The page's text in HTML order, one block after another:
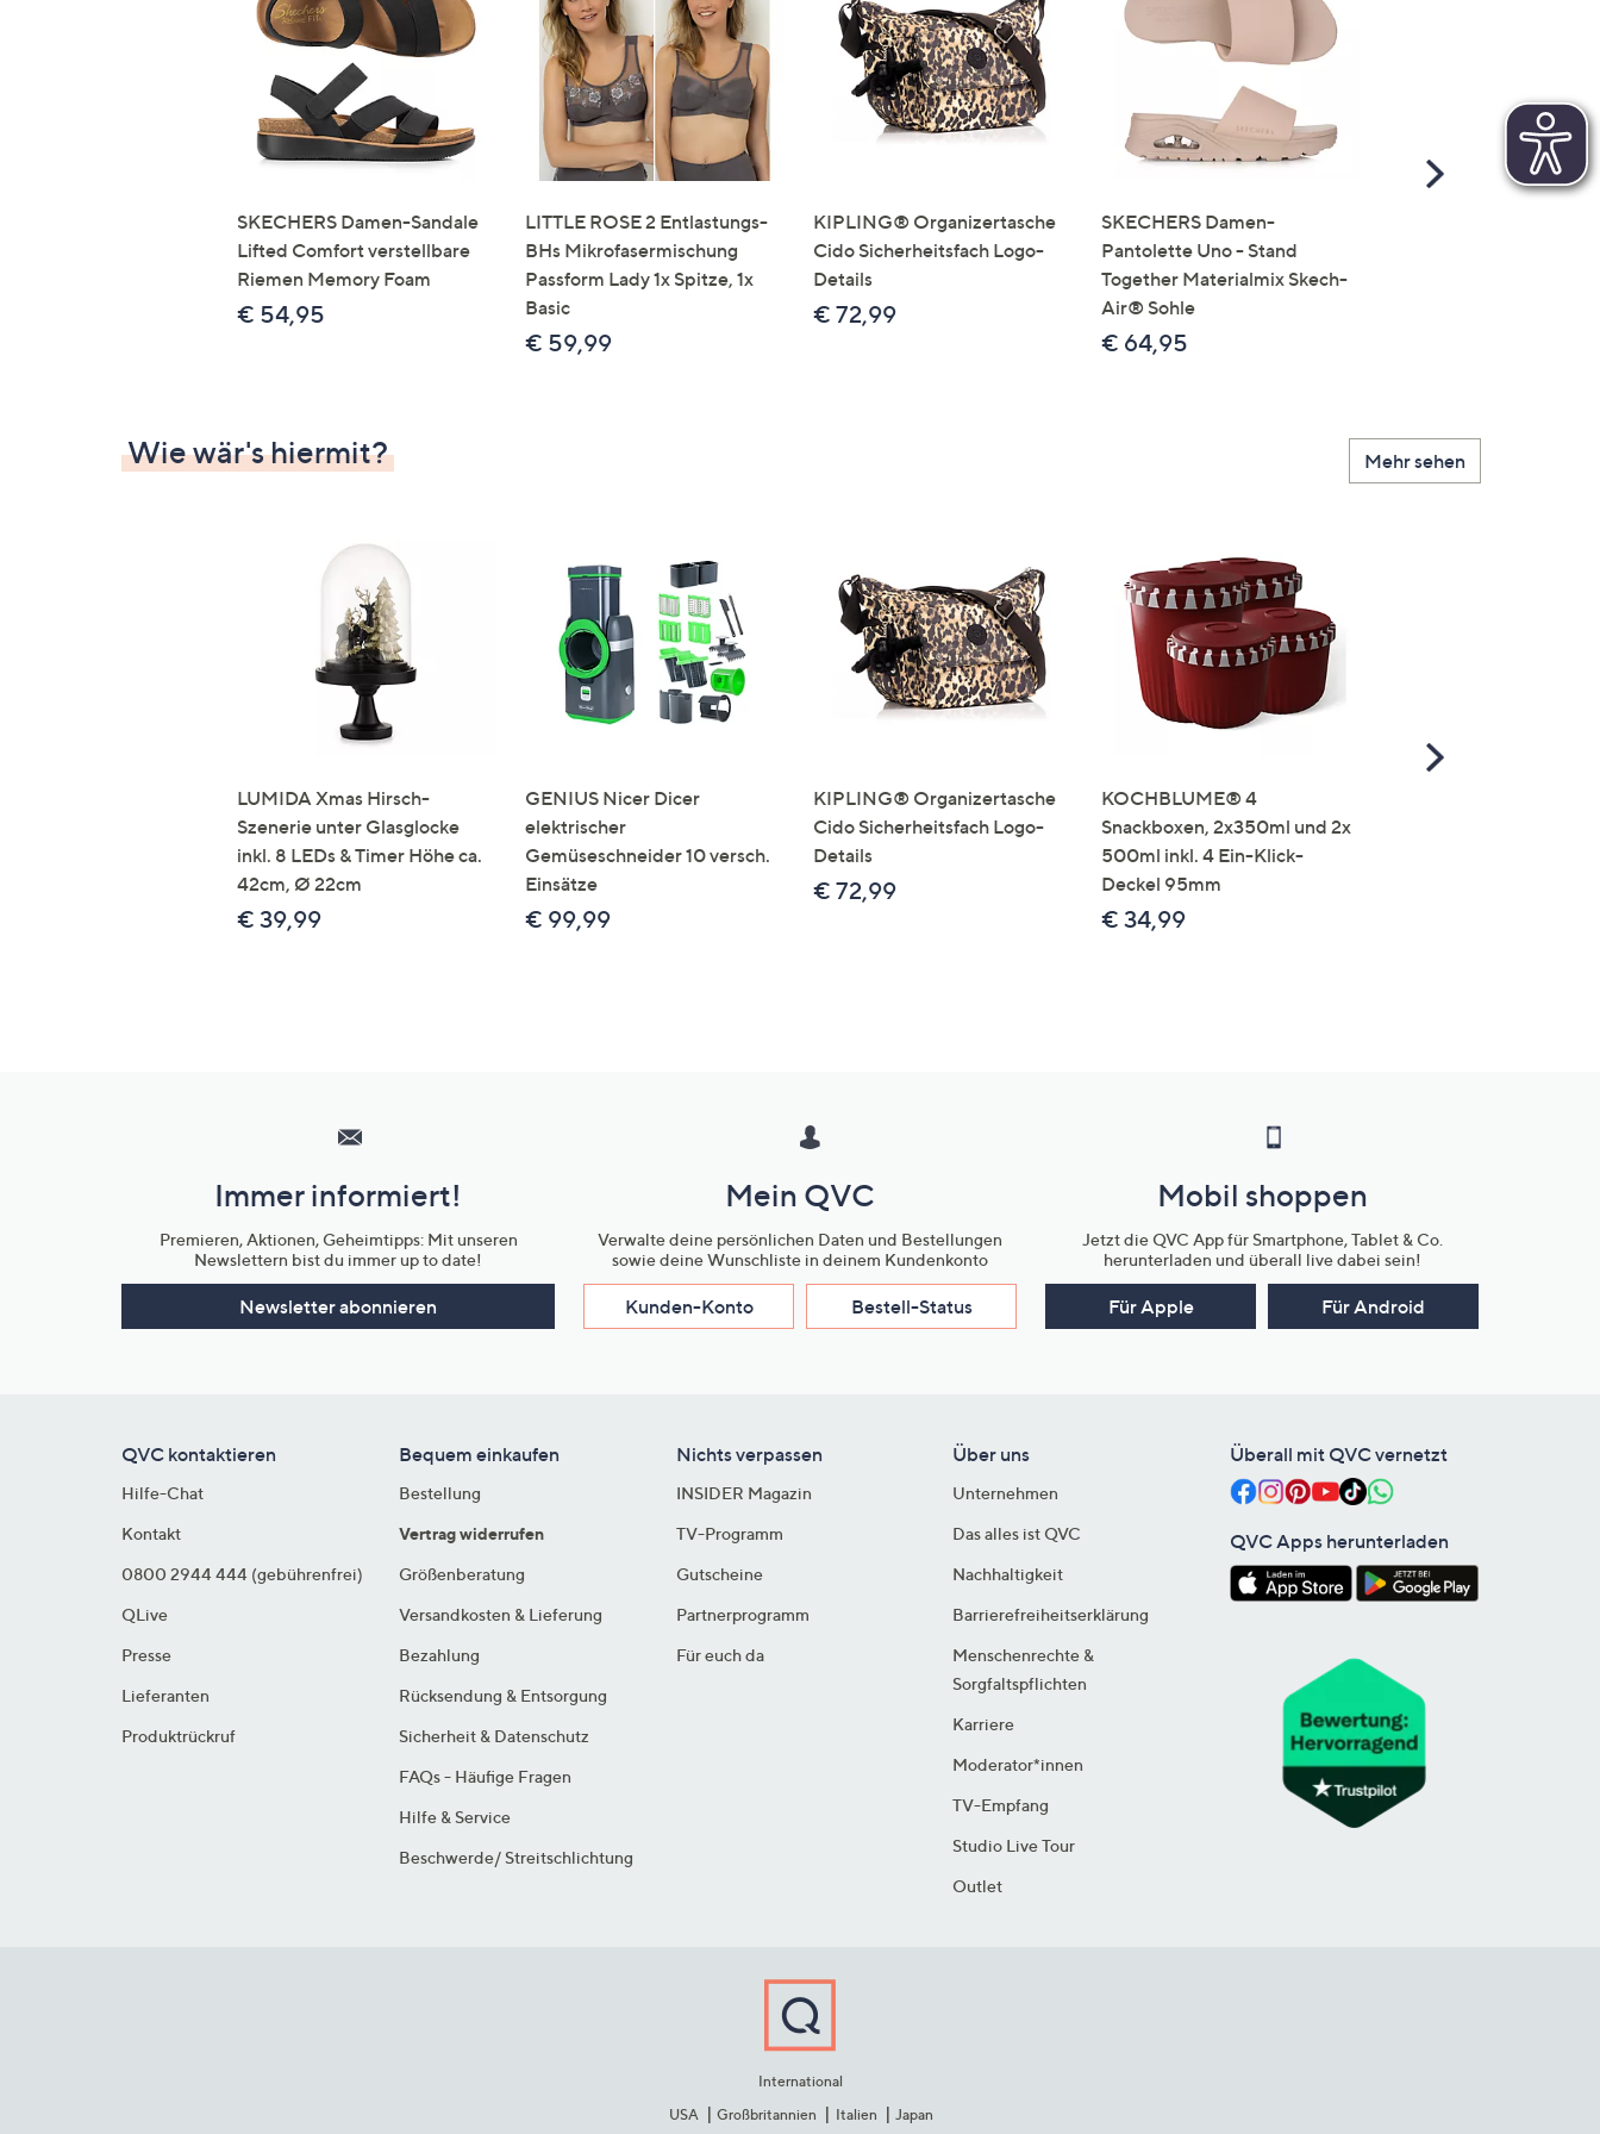
Touch-
Geräten
nach
links
bzw.
rechts,
um
diese
anzuzeigen.
SKECHERS Damen-Sandale
Lifted Comfort verstellbare
Riemen Memory Foam
€ 54,95
LITTLE ROSE 2 Entlastungs-
BHs Mikrofasermischung
Passform Lady 1x Spitze, 1x
Basic
€ 59,99
KIPLING® Organizertasche
Cido Sicherheitsfach Logo-
Details
€ 72,99
SKECHERS Damen-
Pantolette Uno - Stand
Together Materialmix Skech-
Air® Sohle
€ 64,95
Scroll
Wie wär's hiermit? Mehr sehen
LUMIDA Xmas Hirsch-
Szenerie unter Glasglocke
inkl. 8 LEDs & Timer Höhe ca.
42cm, Ø 22cm
€ 39,99
GENIUS Nicer Dicer
elektrischer
Gemüseschneider 10 versch.
Einsätze
€ 99,99
KIPLING® Organizertasche
Cido Sicherheitsfach Logo-
Details
€ 72,99
KOCHBLUME® 4
Snackboxen, 2x350ml und 2x
500ml inkl. 4 Ein-Klick-
Deckel 95mm
€ 34,99
Scroll
Unternehmensinformationen
Immer informiert!
Premieren, Aktionen, Geheimtipps: Mit unseren
Newslettern bist du immer up to date!
Newsletter abonnieren
Mein QVC
Verwalte deine persönlichen Daten und Bestellungen
sowie deine Wunschliste in deinem Kundenkonto
Kunden-Konto Bestell-Status
Mobil shoppen
Jetzt die QVC App für Smartphone, Tablet & Co.
herunterladen und überall live dabei sein!
Für Apple Für Android
QVC kontaktieren
Hilfe-Chat
Kontakt
0800 2944 444 (gebührenfrei)
QLive
Presse
Lieferanten
Produktrückruf
Bequem einkaufen
Bestellung
Vertrag widerrufen
Größenberatung
Versandkosten & Lieferung
Bezahlung
Rücksendung & Entsorgung
Sicherheit & Datenschutz
FAQs - Häufige Fragen
Hilfe & Service
Beschwerde/ Streitschlichtung
Nichts verpassen
INSIDER Magazin
TV-Programm
Gutscheine
Partnerprogramm
Für euch da
Über uns
Unternehmen
Das alles ist QVC
Nachhaltigkeit
Barrierefreiheitserklärung
Menschenrechte &
Sorgfaltspflichten
Karriere
Moderator*innen
TV-Empfang
Studio Live Tour
Outlet
Überall mit QVC vernetzt
QVC Apps herunterladen
International
USA
Großbritannien Italien Japan